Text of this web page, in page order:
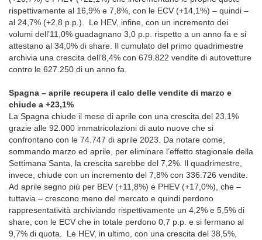
rispettivamente al 16,9% e 7,8%, con le ECV (+14,1%) – quindi –
al 24,7% (+2,8 p.p.). Le HEV, infine, con un incremento dei
volumi dell’11,0% guadagnano 3,0 p.p. rispetto a un anno fa e si
attestano al 34,0% di share. Il cumulato del primo quadrimestre
archivia una crescita dell’8,4% con 679.822 vendite di autovetture
contro le 627.250 di un anno fa.
Spagna – aprile recupera il calo delle vendite di marzo e
chiude a +23,1%
La Spagna chiude il mese di aprile con una crescita del 23,1%
grazie alle 92.000 immatricolazioni di auto nuove che si
confrontano con le 74.747 di aprile 2023. Da notare come,
sommando marzo ed aprile, per eliminare l’effetto stagionale della
Settimana Santa, la crescita sarebbe del 7,2%. Il quadrimestre,
invece, chiude con un incremento del 7,8% con 336.726 vendite.
Ad aprile segno più per BEV (+11,8%) e PHEV (+17,0%), che –
tuttavia – crescono meno del mercato e quindi perdono
rappresentatività archiviando rispettivamente un 4,2% e 5,5% di
share, con le ECV che in totale perdono 0,7 p.p. e si fermano al
9,7% di quota. Le HEV, in ultimo, con una crescita del 38,5%,